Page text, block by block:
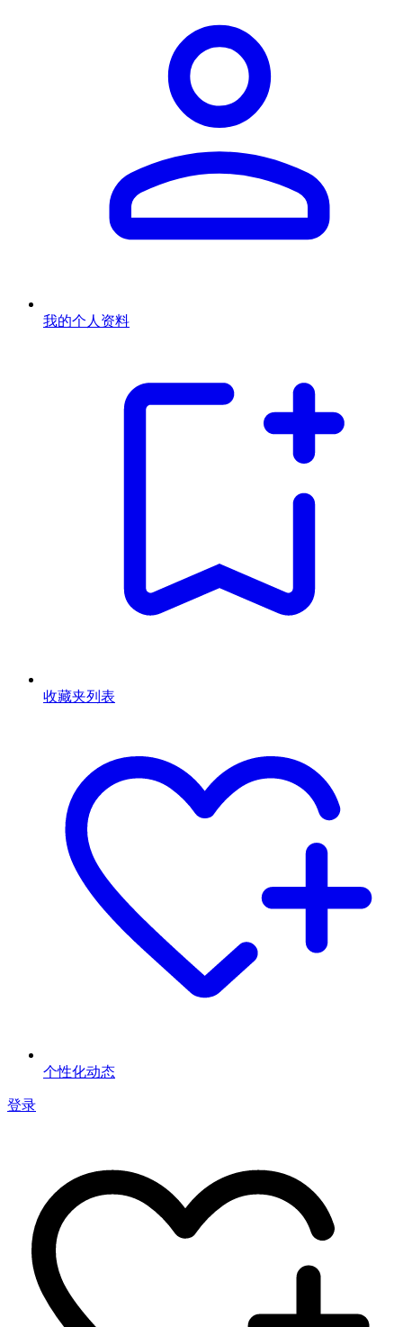
我的个人资料
收藏夹列表
个性化动态
登录